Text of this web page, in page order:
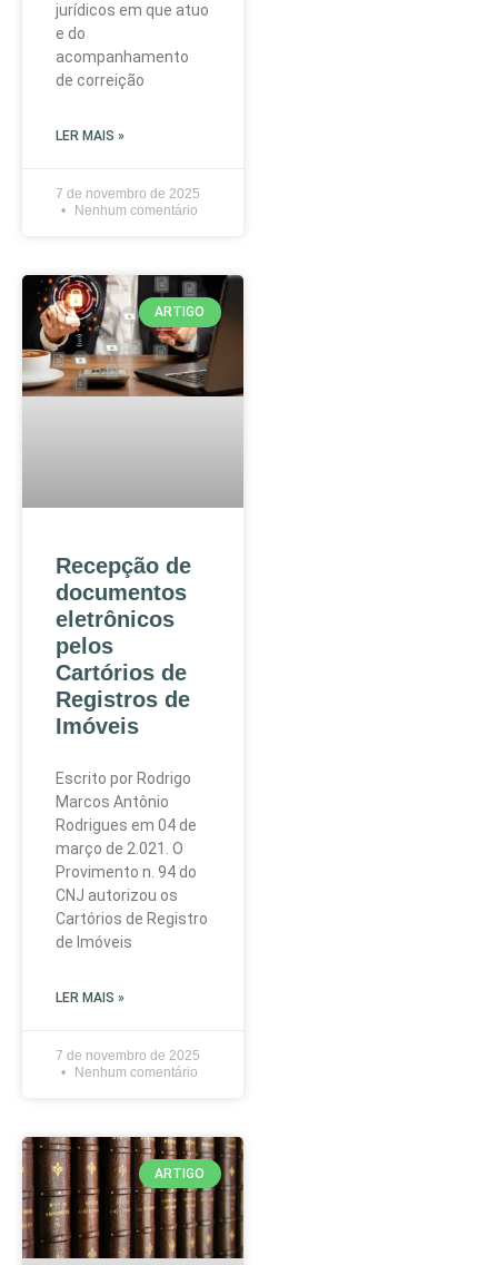
jurídicos em que atuo
e do
acompanhamento
de correição
LER MAIS »
7 de novembro de 2025
Nenhum comentário
ARTIGO
Recepção de
documentos
eletrônicos
pelos
Cartórios de
Registros de
Imóveis
Escrito por Rodrigo
Marcos Antônio
Rodrigues em 04 de
março de 2.021. O
Provimento n. 94 do
CNJ autorizou os
Cartórios de Registro
de Imóveis
LER MAIS »
7 de novembro de 2025
Nenhum comentário
ARTIGO